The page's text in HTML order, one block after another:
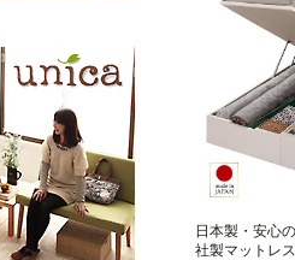
日本製・安心
社製マットレ